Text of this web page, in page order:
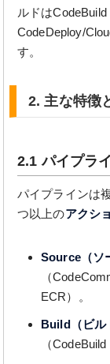
ルドは
CodeDeploy/
す。
2. 主な特徴
2.1 パイプラ
パイプラインは
つ以上のアクシ
Source（ソ
（
ECR）。
Build（ビル
（